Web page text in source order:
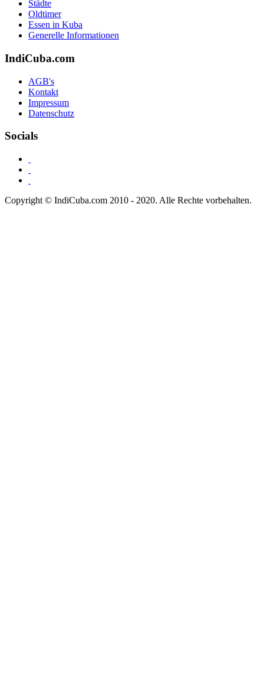
Städte
Oldtimer
Essen in Kuba
Generelle Informationen
IndiCuba.com
AGB's
Kontakt
Impressum
Datenschutz
Socials
Copyright © IndiCuba.com 2010 - 2020. Alle Rechte vorbehalten.